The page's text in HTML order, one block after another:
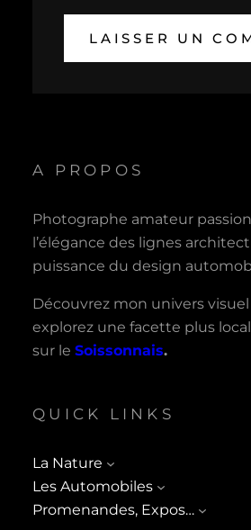
A PROPOS
Photographe amateur
l’élégance des lignes
puissance du design
Découvrez mon univers
explorez une facette plus
sur le Soissonnais.
QUICK LINKS
La Nature
Les Automobiles
Promenandes, Expos…